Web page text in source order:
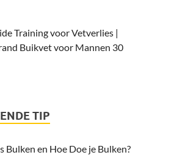
Training voor Vetverlies |
Buikvet voor Mannen 30
TIP
Bulken en Hoe Doe je Bulken?